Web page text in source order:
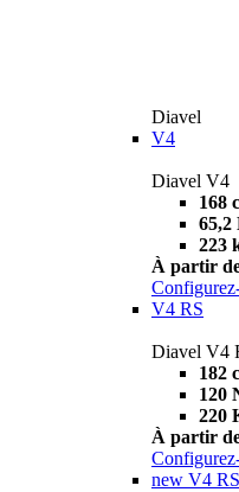
Diavel
V4
Diavel V4
168
65,2
223
À partir
V4 RS
Diavel V4
182
120
220
À partir
new V4